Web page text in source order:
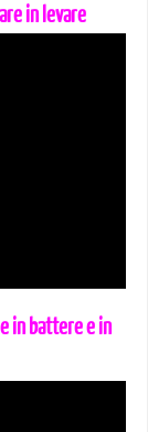
in levare
in battere e in